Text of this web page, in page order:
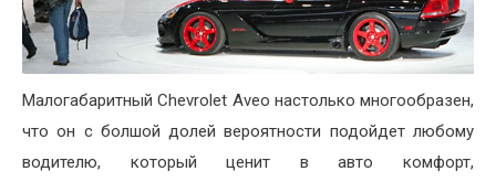
Малогабаритный Chevrolet Aveo настолько многообразен,
что он с болшой долей вероятности подойдет любому
водителю, который ценит в авто комфорт,